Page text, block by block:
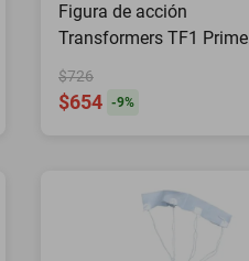
Figura de acción
Transformers TF1 Prime
Changer Optimus Prime
$726
$654 -9%